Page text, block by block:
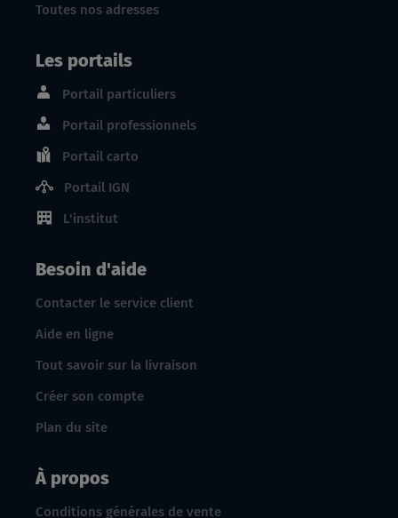
Toutes nos adresses
Les portails
Portail particuliers
Portail professionnels
Portail carto
Portail IGN
L'institut
Besoin d'aide
Contacter le service client
Aide en ligne
Tout savoir sur la livraison
Créer son compte
Plan du site
À propos
Conditions générales de vente